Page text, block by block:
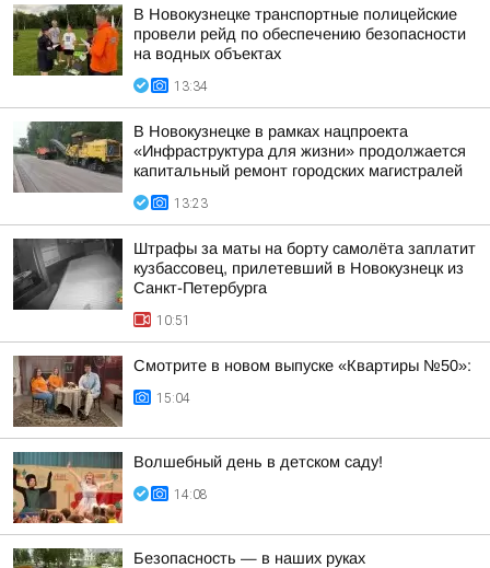
В Новокузнецке транспортные полицейские
провели рейд по обеспечению безопасности
на водных объектах
13:34
В Новокузнецке в рамках нацпроекта
«Инфраструктура для жизни» продолжается
капитальный ремонт городских магистралей
13:23
Штрафы за маты на борту самолёта заплатит
кузбассовец, прилетевший в Новокузнецк из
Санкт-Петербурга
10:51
Смотрите в новом выпуске «Квартиры №50»:
15:04
Волшебный день в детском саду!
14:08
Безопасность — в наших руках